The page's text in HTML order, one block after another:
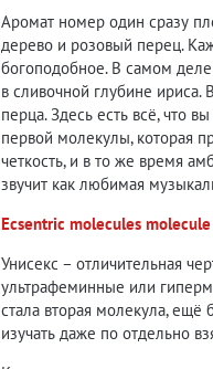
Аромат номер один сразу
дерево и розовый перец.
богоподобное. В самом
в сливочной глубине
перца. Здесь есть всё, что
первой молекулы, которая
четкость, и в то же время
звучит как любимая
Ecsentric molecules
Унисекс – отличительная
ультрафеминные или
стала вторая молекула,
изучать даже по отдельно